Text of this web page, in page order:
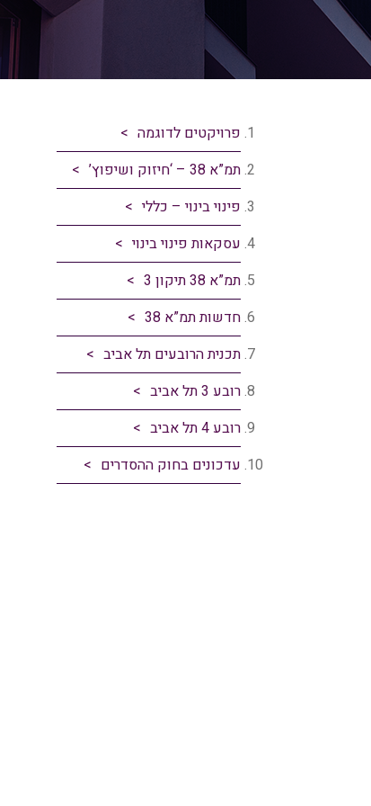
פרויקטים לדוגמה
תמ”א 38 – ‘חיזוק ושיפוץ’
פינוי בינוי – כללי
עסקאות פינוי בינוי
תמ”א 38 תיקון 3
חדשות תמ”א 38
תכנית הרובעים תל אביב
רובע 3 תל אביב
רובע 4 תל אביב
עדכונים בחוק ההסדרים